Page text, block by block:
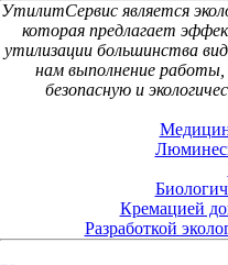
УтилитСервис является
которая предлагает
утилизации большинства
нам выполнение
безопасную и
Кремацией
Разработкой